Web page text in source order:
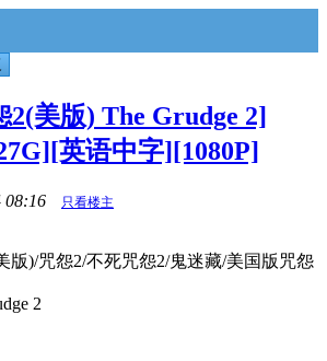
美版) The Grudge 2]
英语中字][1080P]
08:16 只看楼主
咒怨2/不死咒怨2/鬼迷藏/美国版咒怨
2